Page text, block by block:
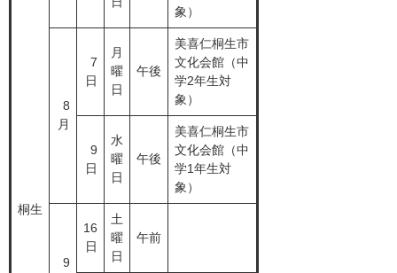
桐生
象）
8
月
7
日
月
曜
日
午後
美喜仁桐生市
文化会館（中
学2年生対
象）
9
日
水
曜
日
午後
美喜仁桐生市
文化会館（中
学1年生対
象）
9
16
日
土
曜
日
午前